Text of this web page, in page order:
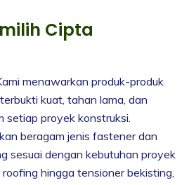
Cipta
menawarkan produk-produk
kuat, tahan lama, dan
setiap proyek konstruksi.
beragam jenis fastener dan
sesuai dengan kebutuhan proyek
hingga tensioner bekisting,